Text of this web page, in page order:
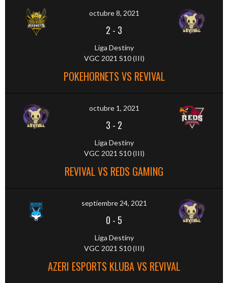
octubre 8, 2021
2 - 3
Liga Destiny
VGC 2021 S10 (III)
POKEHORNETS VS REVIVAL
octubre 1, 2021
3 - 2
Liga Destiny
VGC 2021 S10 (III)
REVIVAL VS REDS GAMING
septiembre 24, 2021
0 - 5
Liga Destiny
VGC 2021 S10 (III)
AZERI ESPORTS KLUBA VS REVIVAL